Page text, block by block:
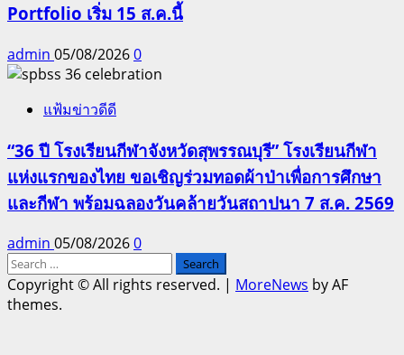
Portfolio เริ่ม 15 ส.ค.นี้
admin 05/08/20260
แฟ้มข่าวดีดี
“36 ปี โรงเรียนกีฬาจังหวัดสุพรรณบุรี” โรงเรียนกีฬา
แห่งแรกของไทย ขอเชิญร่วมทอดผ้าป่าเพื่อการศึกษา
และกีฬา พร้อมฉลองวันคล้ายวันสถาปนา 7 ส.ค. 2569
admin 05/08/20260
Search
for:
Copyright © All rights reserved. | MoreNews by AF
themes.